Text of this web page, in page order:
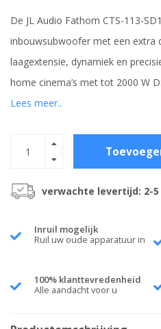
De JL Audio Fathom CTS-113-
inbouwsubwoofer met een extra
laagextensie, dynamiek en
home cinema’s met tot 2000 W
Lees meer..
verwachte levertijd: 2-5
Inruil mogelijk
Ruil uw oude apparatuur in
100% klanttevredenheid
Alle aandacht voor u